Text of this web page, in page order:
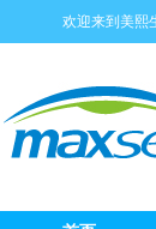
欢迎来到美熙